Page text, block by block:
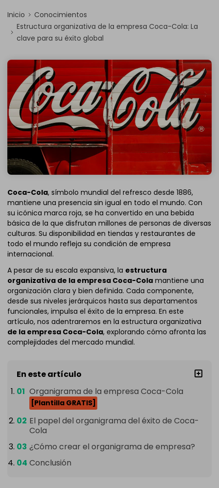
Inicio
Conocimientos
Estructura organizativa de la empresa Coca-Cola: La
clave para su éxito global
Coca-Cola, símbolo mundial del refresco desde 1886,
mantiene una presencia sin igual en todo el mundo. Con
su icónica marca roja, se ha convertido en una bebida
básica de la que disfrutan millones de personas de diversas
culturas. Su disponibilidad en tiendas y restaurantes de
todo el mundo refleja su condición de empresa
internacional.
A pesar de su escala expansiva, la estructura
organizativa de la empresa Coca-Cola mantiene una
organización clara y bien definida. Cada componente,
desde sus niveles jerárquicos hasta sus departamentos
funcionales, impulsa el éxito de la empresa. En este
artículo, nos adentraremos en la estructura organizativa
de la empresa Coca-Cola, explorando cómo afronta las
complejidades del mercado mundial.
En este artículo
Organigrama de la empresa Coca-Cola
[Plantilla GRATIS]
El papel del organigrama del éxito de Coca-
Cola
¿Cómo crear el organigrama de empresa?
Conclusión